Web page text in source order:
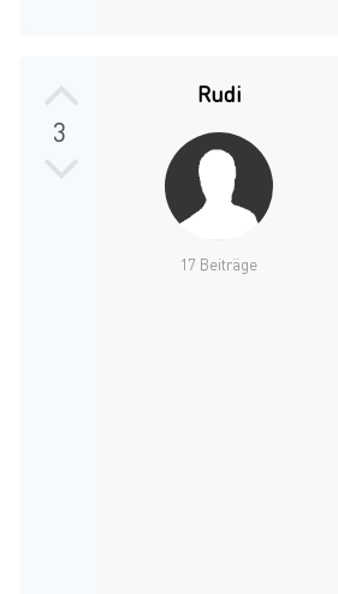
3
Rudi
17 Beiträge